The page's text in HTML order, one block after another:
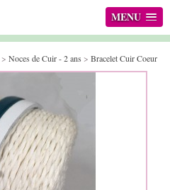
MENU
> Noces de Cuir - 2 ans > Bracelet Cuir Coeur